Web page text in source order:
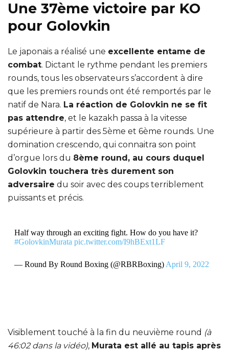
Une 37ème victoire par KO
pour Golovkin
Le japonais a réalisé une excellente entame de
combat. Dictant le rythme pendant les premiers
rounds, tous les observateurs s’accordent à dire
que les premiers rounds ont été remportés par le
natif de Nara. La réaction de Golovkin ne se fit
pas attendre, et le kazakh passa à la vitesse
supérieure à partir des 5ème et 6ème rounds. Une
domination crescendo, qui connaitra son point
d’orgue lors du 8ème round, au cours duquel
Golovkin touchera très durement son
adversaire du soir avec des coups terriblement
puissants et précis.
Half way through an exciting fight. How do you have it?
#GolovkinMurata pic.twitter.com/I9hBExt1LF
— Round By Round Boxing (@RBRBoxing) April 9, 2022
Visiblement touché à la fin du neuvième round (à
46:02 dans la vidéo), Murata est allé au tapis après